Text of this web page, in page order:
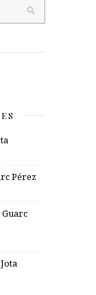
Pérez
Guarc